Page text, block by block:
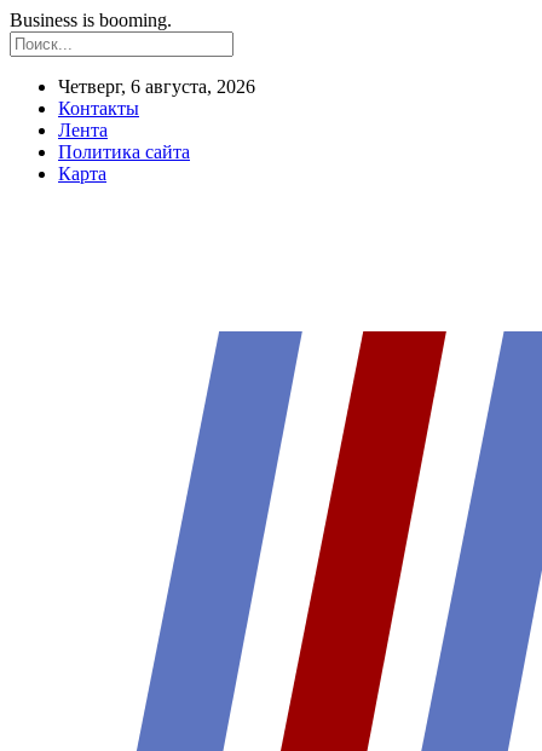
Business is booming.
Четверг, 6 августа, 2026
Контакты
Лента
Политика сайта
Карта